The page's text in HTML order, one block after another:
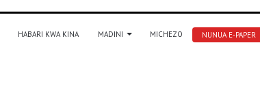
HABARI KWA KINA MADINI MICHEZO NUNUA E-PAPER